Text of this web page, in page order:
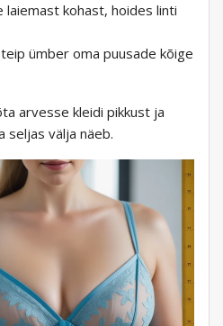
laiemast kohast, hoides linti
ümber oma puusade kõige
arvesse kleidi pikkust ja
seljas välja näeb.